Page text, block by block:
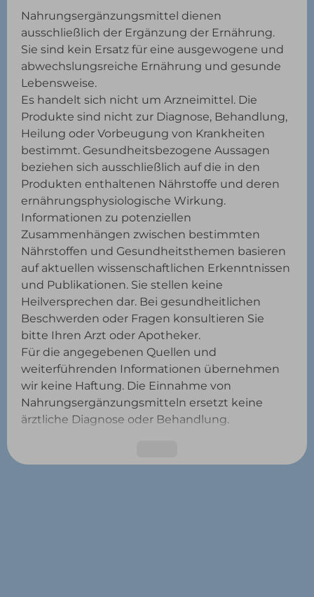
Nahrungsergänzungsmittel dienen
ausschließlich der Ergänzung der Ernährung.
Sie sind kein Ersatz für eine ausgewogene und
abwechslungsreiche Ernährung und gesunde
Lebensweise.
Es handelt sich nicht um Arzneimittel. Die
Produkte sind nicht zur Diagnose, Behandlung,
Heilung oder Vorbeugung von Krankheiten
bestimmt. Gesundheitsbezogene Aussagen
beziehen sich ausschließlich auf die in den
Produkten enthaltenen Nährstoffe und deren
ernährungsphysiologische Wirkung.
Informationen zu potenziellen
Zusammenhängen zwischen bestimmten
Nährstoffen und Gesundheitsthemen basieren
auf aktuellen wissenschaftlichen Erkenntnissen
und Publikationen. Sie stellen keine
Heilversprechen dar. Bei gesundheitlichen
Beschwerden oder Fragen konsultieren Sie
bitte Ihren Arzt oder Apotheker.
Für die angegebenen Quellen und
weiterführenden Informationen übernehmen
wir keine Haftung. Die Einnahme von
Nahrungsergänzungsmitteln ersetzt keine
ärztliche Diagnose oder Behandlung.